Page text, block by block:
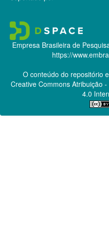
Empresa Brasileira de
https://
O conteúdo do repositório
Creative CommonsAtribuição -
4.0